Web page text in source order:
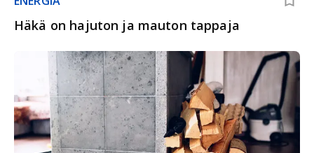
Häkä on hajuton ja mauton tappaja